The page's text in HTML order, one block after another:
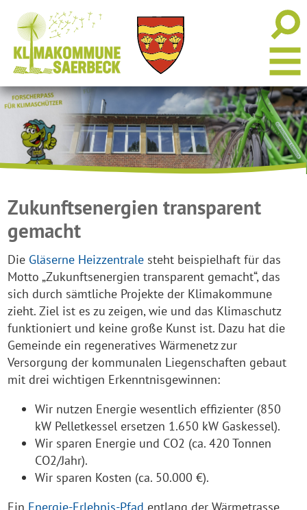
Zukunftsenergien transparent
gemacht
Die Gläserne Heizzentrale steht beispielhaft für das
Motto „Zukunftsenergien transparent gemacht“, das
sich durch sämtliche Projekte der Klimakommune
zieht. Ziel ist es zu zeigen, wie und das Klimaschutz
funktioniert und keine große Kunst ist. Dazu hat die
Gemeinde ein regeneratives Wärmenetz zur
Versorgung der kommunalen Liegenschaften gebaut
mit drei wichtigen Erkenntnisgewinnen:
Wir nutzen Energie wesentlich effizienter (850
kW Pelletkessel ersetzen 1.650 kW Gaskessel).
Wir sparen Energie und CO2 (ca. 420 Tonnen
CO2/Jahr).
Wir sparen Kosten (ca. 50.000 €).